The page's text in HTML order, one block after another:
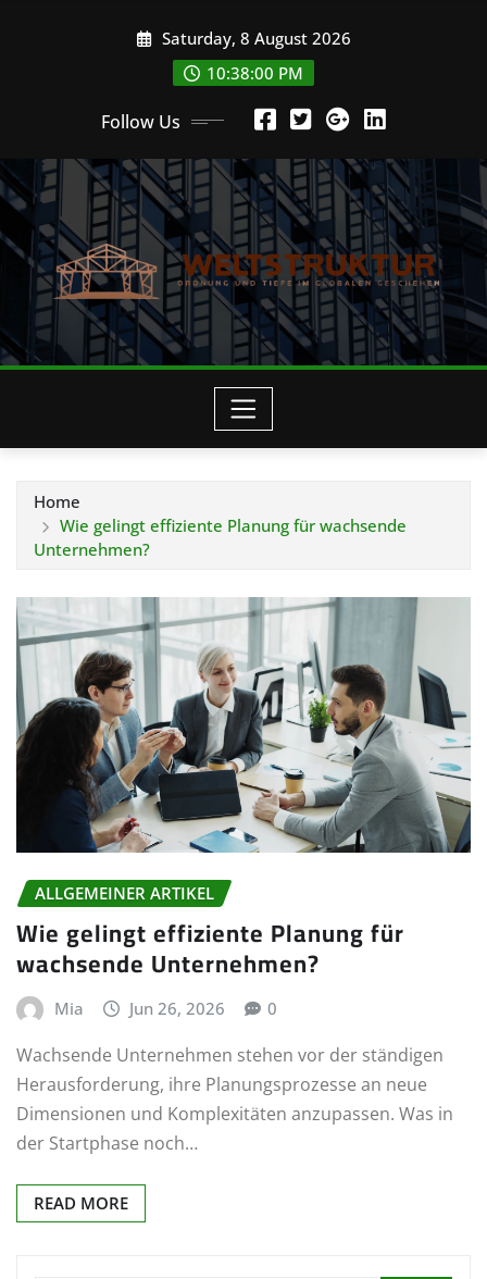
Saturday, 8 August 2026
10:38:01 PM
Follow Us
Home
Wie gelingt effiziente Planung für wachsende
Unternehmen?
ALLGEMEINER ARTIKEL
Wie gelingt effiziente Planung für
wachsende Unternehmen?
Mia Jun 26, 2026 0
Wachsende Unternehmen stehen vor der ständigen
Herausforderung, ihre Planungsprozesse an neue
Dimensionen und Komplexitäten anzupassen. Was in
der Startphase noch…
READ MORE